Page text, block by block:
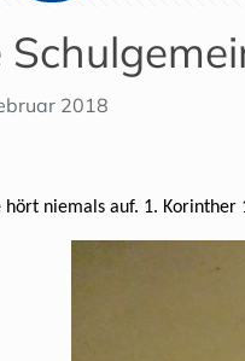
2018
hört niemals auf. 1. Korinther